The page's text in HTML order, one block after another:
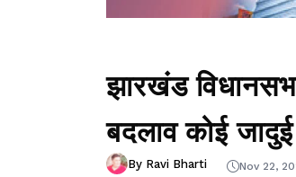
झारखंड
बदलाव कोई
By Ravi Bharti Nov 22,